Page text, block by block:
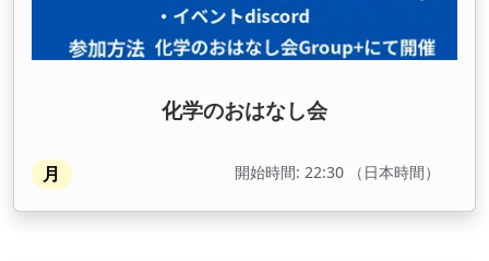
化学のおはなし会
月 開始時間: 22:30 （日本時間）